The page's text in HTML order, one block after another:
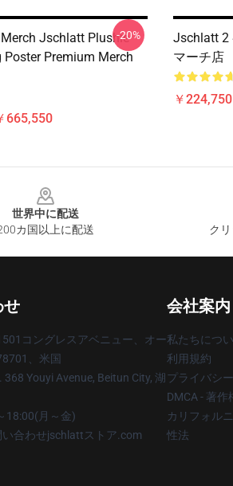
Jschlatt Plushie
Poster Premium Merch
665,550
-20%
Jschlatt 2
マーチ店
￥224,750
世界中に配送
カ国以上に配送
ク
せ
コングレスアベニュー、オー
、米国
368 Youyi Avenue, Beitun City, 湖
18:00(月～金)
い合わせjschlattストア.com
会社案内
私たちにつ
利用規約
プライバシ
DMCA - 著作
カリフォル
性法